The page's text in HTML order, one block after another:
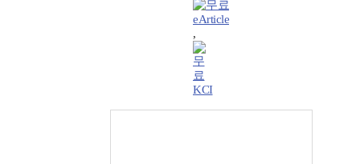
eArticle
,
KCI